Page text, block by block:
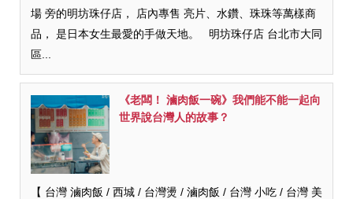
場 旁的明坊珠仔店， 店內專售 亮片、水鑽、珠珠等萬樣商
品， 是日本女生最愛的手做天地。 明坊珠仔店 台北市大同
區...
《老闆！ 滷肉飯一碗》我們能不能一起向
世界說台灣人的故事？
【 台灣 滷肉飯 / 西城 / 台灣燙 / 滷肉飯 / 台灣 小吃 / 台灣 美